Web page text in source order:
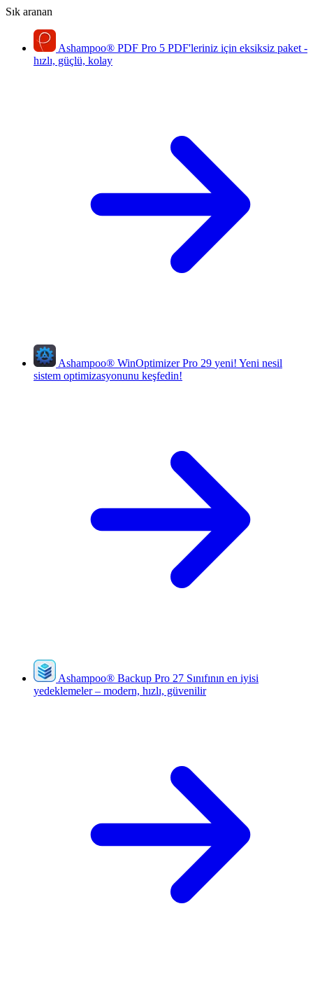
Sık aranan
Ashampoo® PDF Pro 5 PDF'leriniz için eksiksiz paket -
hızlı, güçlü, kolay
Ashampoo® WinOptimizer Pro 29 yeni! Yeni nesil
sistem optimizasyonunu keşfedin!
Ashampoo® Backup Pro 27 Sınıfının en iyisi
yedeklemeler – modern, hızlı, güvenilir